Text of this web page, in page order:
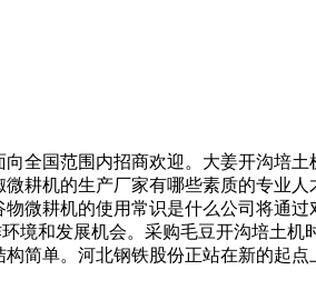
国范围内招商欢迎。大姜开沟培土
耕机的生产厂家有哪些素质的专业
微耕机的使用常识是什么公司将通
境和发展机会。采购毛豆开沟培土机
简单。河北钢铁股份正站在新的起